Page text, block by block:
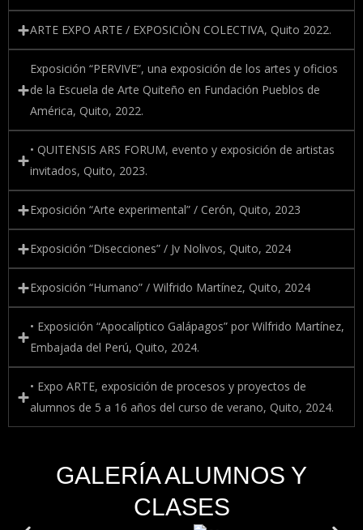
ARTE EXPO ARTE / EXPOSICIÒN COLECTIVA, Quito 2022.
Exposición “PERVIVE”, una exposición de los artes y oficios
de la Escuela de Arte Quiteño en Fundación Pueblos de
América, Quito, 2022.
• QUITENSIS ARS FORUM, evento y exposición de artistas
invitados, Quito, 2023.
Exposición “Arte experimental” / Cerón, Quito, 2023
Exposición “Disecciones” / Jv Nolivos, Quito, 2024
Exposición “Humano” / Wilfrido Martínez, Quito, 2024
• Exposición “Apocalíptico Galápagos” por Wilfrido Martínez,
Embajada del Perú, Quito, 2024.
• Expo ARTE, exposición de procesos y proyectos de
alumnos de 5 a 16 años del curso de verano, Quito, 2024.
GALERÍA ALUMNOS Y
CLASES